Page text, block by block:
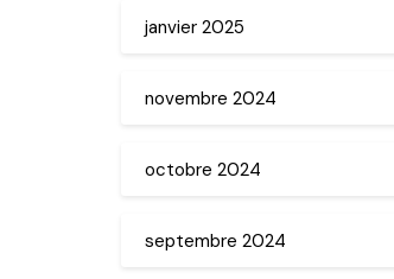
janvier 2025
novembre 2024
octobre 2024
septembre 2024